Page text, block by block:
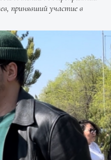
принявший участие в